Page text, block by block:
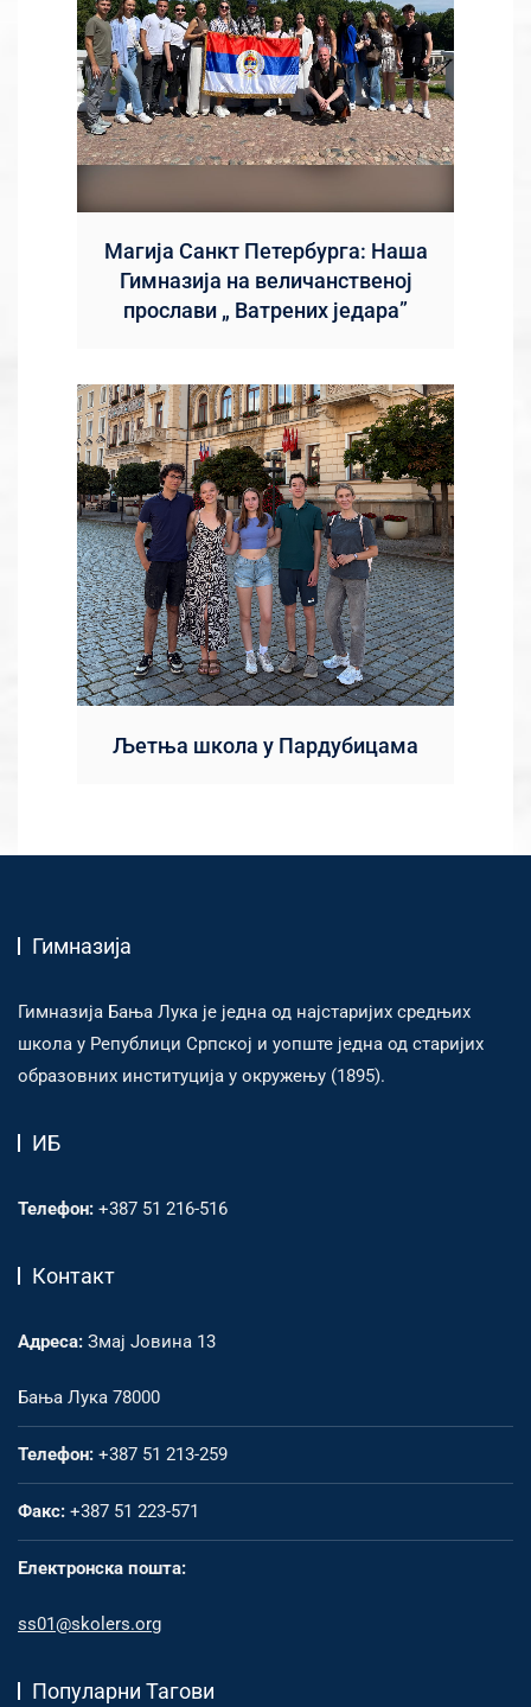
Магија Санкт Петербурга: Наша
Гимназија на величанственој
прослави „ Ватрених једара”
Љетња школа у Пардубицама
Гимназија
Гимназија Бања Лука је једна од најстаријих средњих
школа у Републици Српској и уопште једна од старијих
образовних институција у окружењу (1895).
ИБ
Телефон: +387 51 216-516
Контакт
Адреса: Змај Јовина 13
Бања Лука 78000
Телефон: +387 51 213-259
Факс: +387 51 223-571
Електронска пошта:
ss01@skolers.org
Популарни Тагови